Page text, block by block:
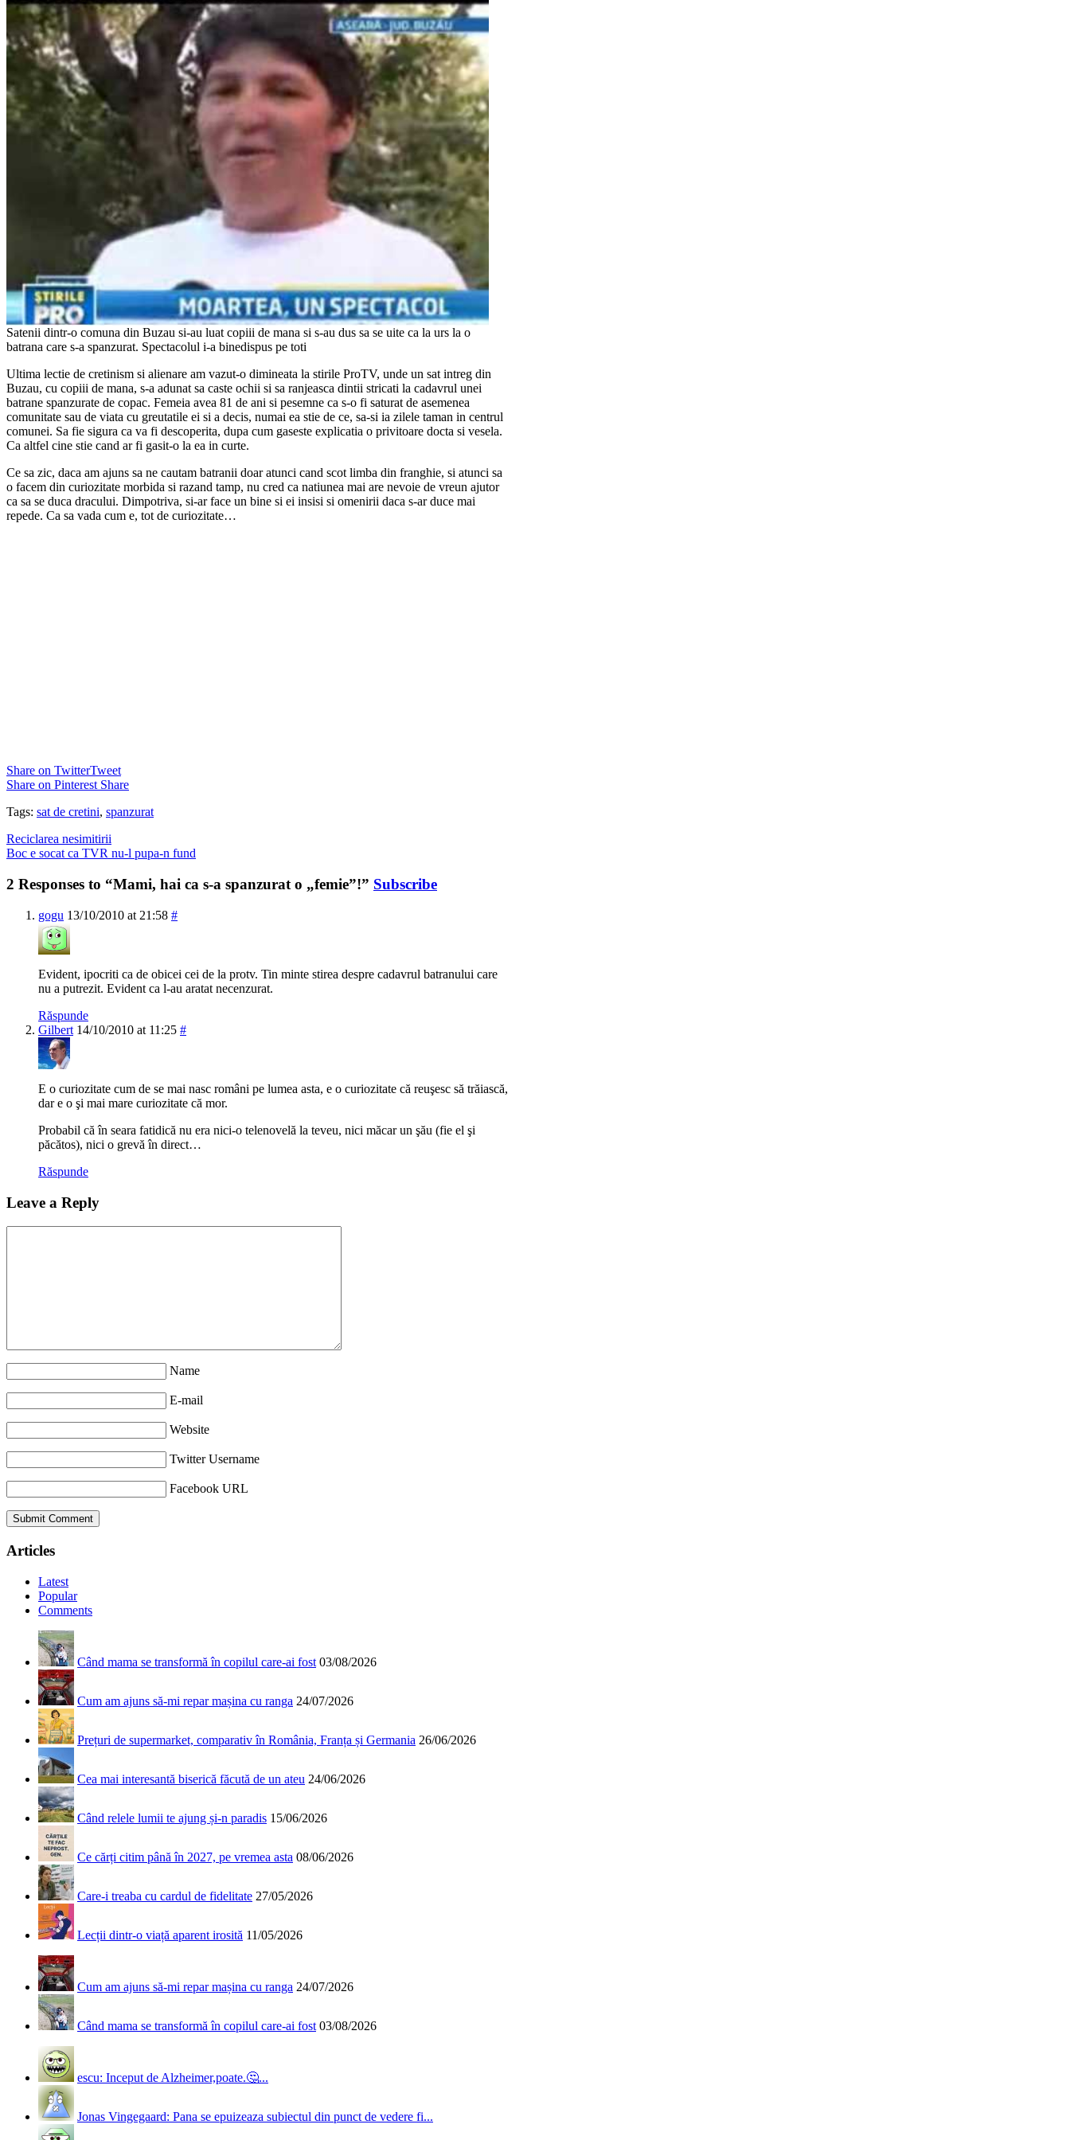
Satenii dintr-o comuna din Buzau si-au luat copiii de mana si s-au dus sa se uite ca la urs la o
batrana care s-a spanzurat. Spectacolul i-a binedispus pe toti
Ultima lectie de cretinism si alienare am vazut-o dimineata la stirile ProTV, unde un sat intreg din
Buzau, cu copiii de mana, s-a adunat sa caste ochii si sa ranjeasca dintii stricati la cadavrul unei
batrane spanzurate de copac. Femeia avea 81 de ani si pesemne ca s-o fi saturat de asemenea
comunitate sau de viata cu greutatile ei si a decis, numai ea stie de ce, sa-si ia zilele taman in centrul
comunei. Sa fie sigura ca va fi descoperita, dupa cum gaseste explicatia o privitoare docta si vesela.
Ca altfel cine stie cand ar fi gasit-o la ea in curte.
Ce sa zic, daca am ajuns sa ne cautam batranii doar atunci cand scot limba din franghie, si atunci sa
o facem din curiozitate morbida si razand tamp, nu cred ca natiunea mai are nevoie de vreun ajutor
ca sa se duca dracului. Dimpotriva, si-ar face un bine si ei insisi si omenirii daca s-ar duce mai
repede. Ca sa vada cum e, tot de curiozitate…
Share on TwitterTweet
Share on Pinterest Share
Tags: sat de cretini, spanzurat
Reciclarea nesimitirii
Boc e socat ca TVR nu-l pupa-n fund
2 Responses to “Mami, hai ca s-a spanzurat o „femie”!” Subscribe
gogu 13/10/2010 at 21:58 #
Evident, ipocriti ca de obicei cei de la protv. Tin minte stirea despre cadavrul batranului care
nu a putrezit. Evident ca l-au aratat necenzurat.
Răspunde
Gilbert 14/10/2010 at 11:25 #
E o curiozitate cum de se mai nasc români pe lumea asta, e o curiozitate că reuşesc să trăiască,
dar e o şi mai mare curiozitate că mor.
Probabil că în seara fatidică nu era nici-o telenovelă la teveu, nici măcar un şău (fie el şi
păcătos), nici o grevă în direct…
Răspunde
Leave a Reply
Name
E-mail
Website
Twitter Username
Facebook URL
Articles
Latest
Popular
Comments
Când mama se transformă în copilul care-ai fost 03/08/2026
Cum am ajuns să-mi repar mașina cu ranga 24/07/2026
Prețuri de supermarket, comparativ în România, Franța și Germania 26/06/2026
Cea mai interesantă biserică făcută de un ateu 24/06/2026
Când relele lumii te ajung și-n paradis 15/06/2026
Ce cărți citim până în 2027, pe vremea asta 08/06/2026
Care-i treaba cu cardul de fidelitate 27/05/2026
Lecții dintr-o viață aparent irosită 11/05/2026
Cum am ajuns să-mi repar mașina cu ranga 24/07/2026
Când mama se transformă în copilul care-ai fost 03/08/2026
escu: Inceput de Alzheimer,poate.🤔...
Jonas Vingegaard: Pana se epuizeaza subiectul din punct de vedere fi...